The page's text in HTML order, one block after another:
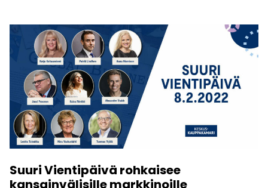
Suuri Vientipäivä rohkaisee
kansainvälisille markkinoille